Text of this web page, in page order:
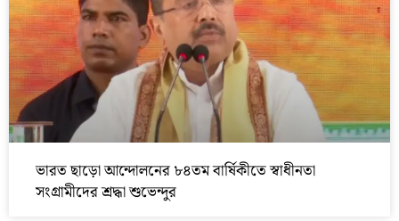
ভারত ছাড়ো আন্দোলনের ৮৪তম বার্ষিকীতে স্বাধীনতা
সংগ্রামীদের শ্রদ্ধা শুভেন্দুর